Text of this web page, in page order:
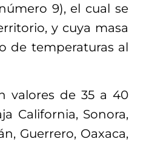
9), el cual se
y cuya masa
de temperaturas al
valores de 35 a 40
California, Sonora,
Guerrero, Oaxaca,